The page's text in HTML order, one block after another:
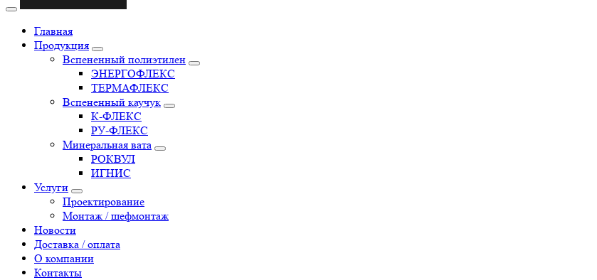
Главная
Продукция
Вспененный полиэтилен
ЭНЕРГОФЛЕКС
ТЕРМАФЛЕКС
Вспененный каучук
К-ФЛЕКС
РУ-ФЛЕКС
Минеральная вата
РОКВУЛ
ИГНИС
Услуги
Проектирование
Монтаж / шефмонтаж
Новости
Доставка / оплата
О компании
Контакты